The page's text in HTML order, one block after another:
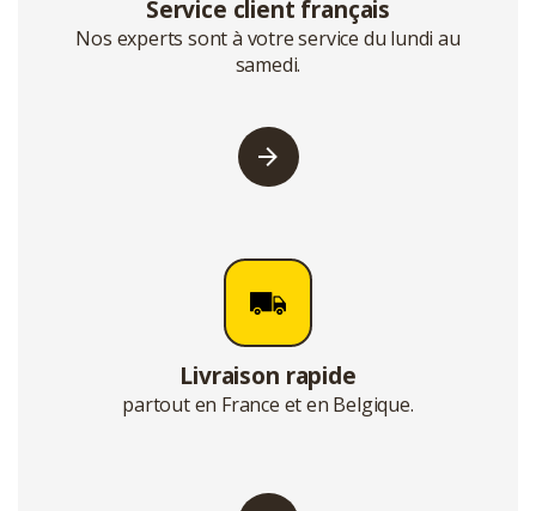
Service client français
Nos experts sont à votre service du lundi au
samedi.
Livraison rapide
partout en France et en Belgique.